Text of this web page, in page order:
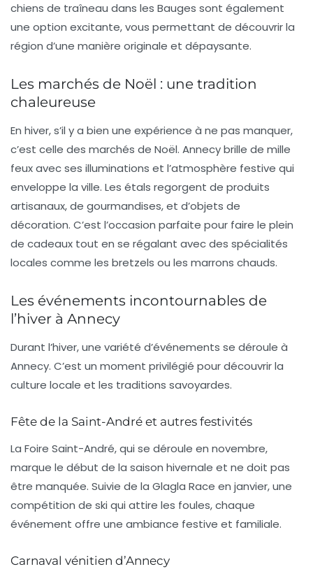
chiens de traîneau dans les Bauges sont également
une option excitante, vous permettant de découvrir la
région d’une manière originale et dépaysante.
Les marchés de Noël : une tradition
chaleureuse
En hiver, s’il y a bien une expérience à ne pas manquer,
c’est celle des marchés de Noël. Annecy brille de mille
feux avec ses illuminations et l’atmosphère festive qui
enveloppe la ville. Les étals regorgent de produits
artisanaux, de gourmandises, et d’objets de
décoration. C’est l’occasion parfaite pour faire le plein
de cadeaux tout en se régalant avec des spécialités
locales comme les bretzels ou les marrons chauds.
Les événements incontournables de
l’hiver à Annecy
Durant l’hiver, une variété d’événements se déroule à
Annecy. C’est un moment privilégié pour découvrir la
culture locale et les traditions savoyardes.
Fête de la Saint-André et autres festivités
La Foire Saint-André, qui se déroule en novembre,
marque le début de la saison hivernale et ne doit pas
être manquée. Suivie de la Glagla Race en janvier, une
compétition de ski qui attire les foules, chaque
événement offre une ambiance festive et familiale.
Carnaval vénitien d’Annecy